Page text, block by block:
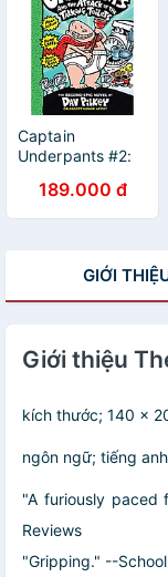
Captain
Underpants #2:
Underpants and
the Attack of the
189.000 đ
GIỚI
Giới thiệu
kích thước; 140 x
ngôn ngữ; tiếng anh
"A furiously paced
Reviews
"Gripping." --